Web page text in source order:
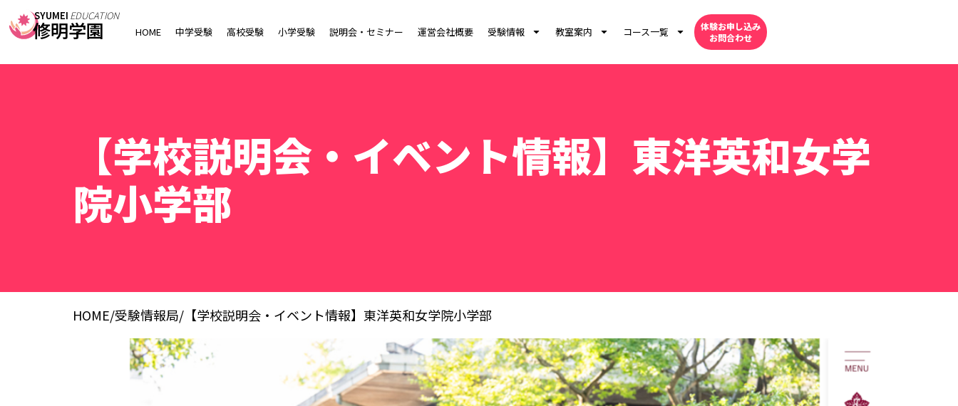
SYUMEI EDUCATION
修明学園 HOME 中学受験 高校受験 小学受験 説明会・セミナー 運営会社概要 受験情報 教室案内 コース一覧
体験お申し込み
お問合わせ
【学校説明会・イベント情報】東洋英和女学
院小学部
HOME/受験情報局/ 【学校説明会・イベント情報】東洋英和女学院小学部